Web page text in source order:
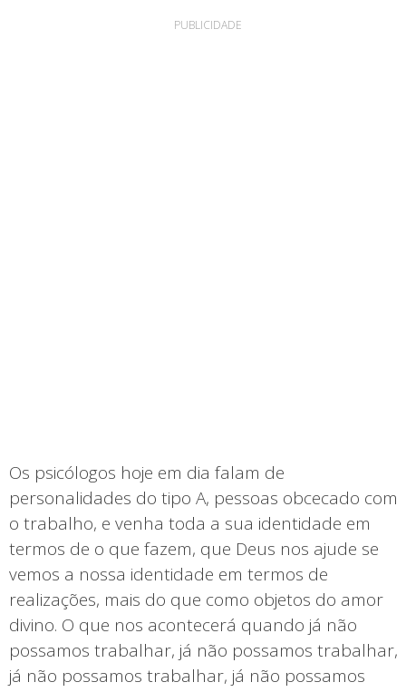
PUBLICIDADE
Os psicólogos hoje em dia falam de
personalidades do tipo A, pessoas obcecado com
o trabalho, e venha toda a sua identidade em
termos de o que fazem, que Deus nos ajude se
vemos a nossa identidade em termos de
realizações, mais do que como objetos do amor
divino. O que nos acontecerá quando já não
possamos trabalhar, já não possamos trabalhar,
já não possamos trabalhar, já não possamos